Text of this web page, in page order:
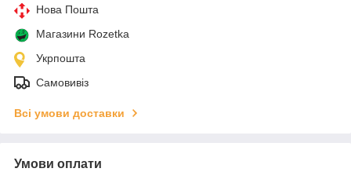
Нова Пошта
Магазини Rozetka
Укрпошта
Самовивіз
Всі умови доставки
Умови оплати